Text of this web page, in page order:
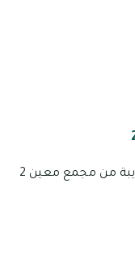
توجد الكثير من المؤسسات الصحية القريبة من مجمع معين 2